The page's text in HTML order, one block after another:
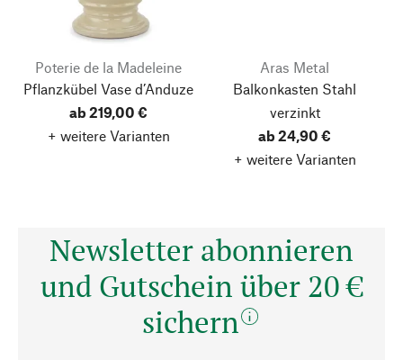
Poterie de la Madeleine
Pflanzkübel Vase d’Anduze
ab 219,00 €
+ weitere Varianten
Aras Metal
Balkonkasten Stahl
verzinkt
ab 24,90 €
+ weitere Varianten
Newsletter abonnieren
und Gutschein über 20 €
sichern